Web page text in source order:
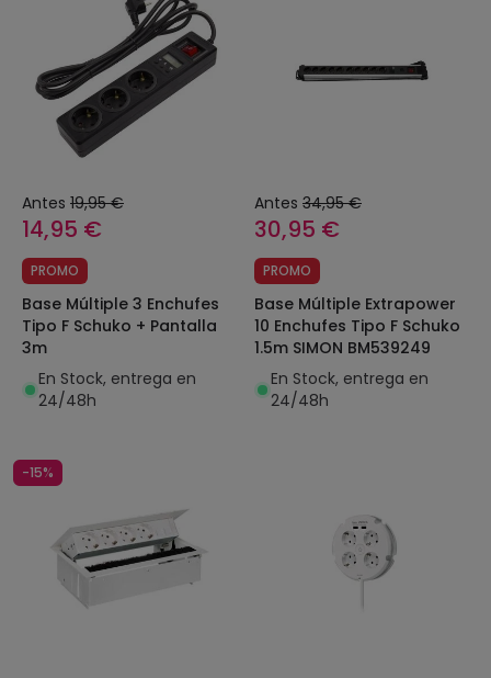
Antes 19,95 €
14,95 €
PROMO
Base Múltiple 3 Enchufes
Tipo F Schuko + Pantalla
3m
En Stock, entrega en
24/48h
Antes 34,95 €
30,95 €
PROMO
Base Múltiple Extrapower
10 Enchufes Tipo F Schuko
1.5m SIMON BM539249
En Stock, entrega en
24/48h
-15%